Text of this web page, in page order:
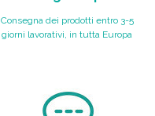
Consegna dei prodotti entro 3-5
giorni lavorativi, in tutta Europa